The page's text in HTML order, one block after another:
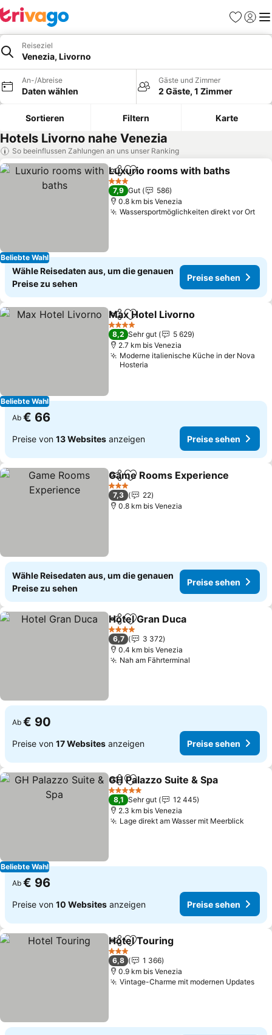
Favoriten
Reiseziel
Venezia, Livorno
An-/Abreise
Daten wählen
Gäste und Zimmer
2 Gäste, 1 Zimmer
Sortieren Filtern Karte
Hotels Livorno nahe Venezia
So beeinflussen Zahlungen an uns unser Ranking
Beliebte Wahl
TeilenZu Favoriten hinzufügen
Luxurio rooms with baths
3 Sterne
7,9 Gut
586
0.8 km bis Venezia
Wassersportmöglichkeiten direkt vor Ort
Wähle Reisedaten aus, um die genauen
Preise zu sehen
Preise sehen
Beliebte Wahl
TeilenZu Favoriten hinzufügen
Max Hotel Livorno
4 Sterne
8,2 Sehr gut
5 629
2.7 km bis Venezia
Moderne italienische Küche in der Nova
Hosteria
Ab € 66
Preise von 13 Websites anzeigen Preise sehen
TeilenZu Favoriten hinzufügen
Game Rooms Experience
3 Sterne
7,3
22
0.8 km bis Venezia
Wähle Reisedaten aus, um die genauen
Preise zu sehen
Preise sehen
TeilenZu Favoriten hinzufügen
Hotel Gran Duca
4 Sterne
6,7
3 372
0.4 km bis Venezia
Nah am Fährterminal
Ab € 90
Preise von 17 Websites anzeigen Preise sehen
Beliebte Wahl
TeilenZu Favoriten hinzufügen
GH Palazzo Suite & Spa
5 Sterne
8,1 Sehr gut
12 445
2.3 km bis Venezia
Lage direkt am Wasser mit Meerblick
Ab € 96
Preise von 10 Websites anzeigen Preise sehen
TeilenZu Favoriten hinzufügen
Hotel Touring
3 Sterne
6,8
1 366
0.9 km bis Venezia
Vintage-Charme mit modernen Updates